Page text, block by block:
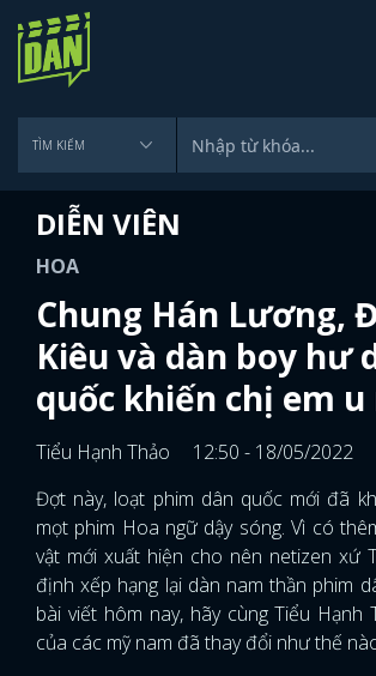
DIỄN VIÊN
HOA
Chung Hán Lương,
Kiêu và dàn boy hư
quốc khiến chị em u
Tiểu Hạnh Thảo
12:50 - 18/05/2022
Đợt này, loạt phim dân quốc mới đã
mọt phim Hoa ngữ dậy sóng. Vì có
vật mới xuất hiện cho nên netizen xứ
định xếp hạng lại dàn nam thần phim
bài viết hôm nay, hãy cùng Tiểu Hạnh
của các mỹ nam đã thay đổi như thế